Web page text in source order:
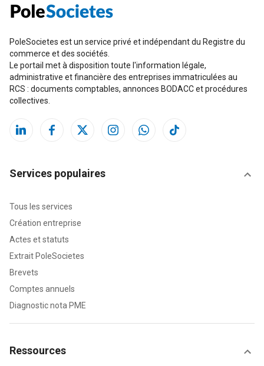
PoleSocietes est un service privé et indépendant du Registre du
commerce et des sociétés.
Le portail met à disposition toute l'information légale,
administrative et financière des entreprises immatriculées au
RCS : documents comptables, annonces BODACC et procédures
collectives.
Services populaires
Tous les services
Création entreprise
Actes et statuts
Extrait PoleSocietes
Brevets
Comptes annuels
Diagnostic nota PME
Ressources